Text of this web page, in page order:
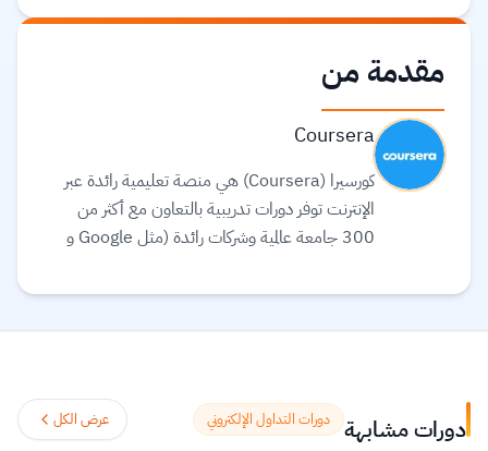
مقدمة من
Coursera
كورسيرا (Coursera) هي منصة تعليمية رائدة عبر
الإنترنت توفر دورات تدريبية بالتعاون مع أكثر من
300 جامعة عالمية وشركات رائدة (مثل Google و
العمل. تقدم المنصة مجموعة واسعة من الخيارات
علوم البيانات، التكنولوجيا، الأعمال، والصحة.
تستخدم المنصة الذكاء الاصطناعي لترجمة آلافدورات مشابهة دورات التداول الإلكتروني عرض الكل